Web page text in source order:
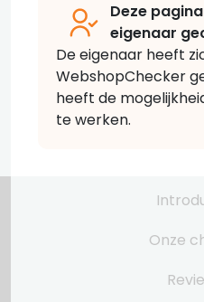
Deze
eigenaar
De eigenaar heeft
WebshopChecker
heeft de
te werken.
Onze